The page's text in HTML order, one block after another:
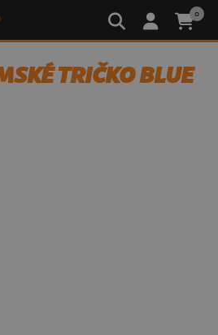
0
TRIČKO BLUE